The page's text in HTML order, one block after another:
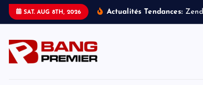
SAT. AUG 8TH, 2026 Actualités Tendances: Zend